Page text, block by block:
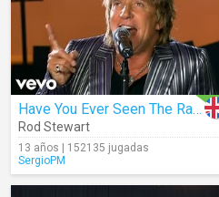
Have You Ever Seen The Rain?
Rod Stewart
13 años | 152135 jugadas
SergioPM